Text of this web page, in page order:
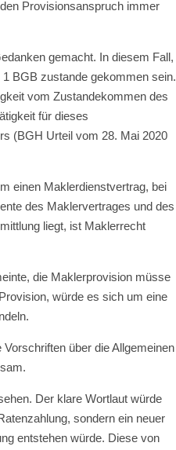
Provisionsanspruch immer
gemacht. In diesem Fall,
BGB zustande gekommen sein.
vom Zustandekommen des
für dieses
(BGH Urteil vom 28. Mai 2020
einen Maklerdienstvertrag, bei
des Maklervertrages und des
liegt, ist Maklerrecht
die Maklerprovision müsse
würde es sich um eine
über die Allgemeinen
Der klare Wortlaut würde
sondern ein neuer
entstehen würde. Diese von